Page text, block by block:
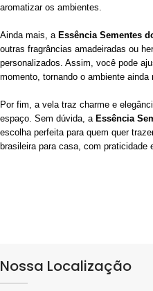
aromatizar os ambientes.
Ainda mais, a Essência Sementes
outras fragrâncias amadeiradas ou
personalizados. Assim, você pode
momento, tornando o ambiente ainda
Por fim, a vela traz charme e
espaço. Sem dúvida, a Essência
escolha perfeita para quem quer
brasileira para casa, com praticidade
Nossa Localização